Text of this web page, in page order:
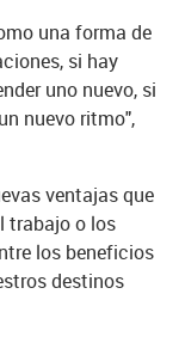
una forma de
si hay
uno nuevo, si
nuevo ritmo",
ventajas que
trabajo o los
los beneficios
destinos